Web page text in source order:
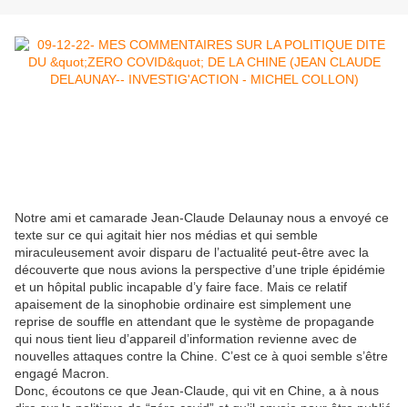
Notre ami et camarade Jean-Claude Delaunay nous a envoyé ce
texte sur ce qui agitait hier nos médias et qui semble
miraculeusement avoir disparu de l’actualité peut-être avec la
découverte que nous avions la perspective d’une triple épidémie
et un hôpital public incapable d’y faire face. Mais ce relatif
apaisement de la sinophobie ordinaire est simplement une
reprise de souffle en attendant que le système de propagande
qui nous tient lieu d’appareil d’information revienne avec de
nouvelles attaques contre la Chine. C’est ce à quoi semble s’être
engagé Macron.
Donc, écoutons ce que Jean-Claude, qui vit en Chine, a à nous